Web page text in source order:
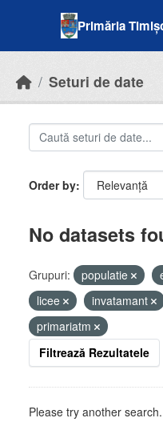
Primăria
Seturi de date
Order by
No datasets
Grupuri: populatie
licee
invatamant
primariatm
Filtrează Rezultatele
Please try another search.